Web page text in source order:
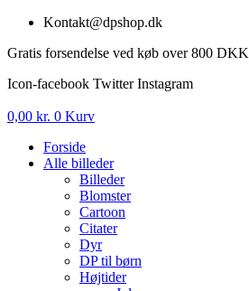
Videre
indhold
Kontakt@dpshop.dk
Gratis forsendelse ved køb over 800 DKK
Icon-facebook Twitter Instagram
0,00 kr. 0 Kurv
Forside
Alle billeder
Billeder
Blomster
Cartoon
Citater
Dyr
DP til børn
Højtider